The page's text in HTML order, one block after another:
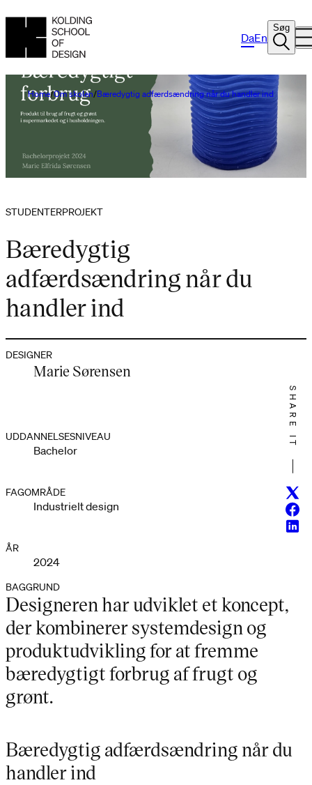
DaEn
Søg
Home Om skolen Bæredygtig adfærdsændring når du handler ind
STUDENTERPROJEKT
Bæredygtig
adfærdsændring når du
handler ind
DESIGNER
Marie Sørensen
UDDANNELSESNIVEAU
Bachelor
FAGOMRÅDE
Industrielt design
ÅR
2024
SHARE IT
BAGGRUND
Designeren har udviklet et koncept,
der kombinerer systemdesign og
produktudvikling for at fremme
bæredygtigt forbrug af frugt og
grønt.
Bæredygtig adfærdsændring når du
handler ind